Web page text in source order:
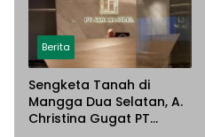
Berita
Sengketa Tanah di
Mangga Dua Selatan, A.
Christina Gugat PT